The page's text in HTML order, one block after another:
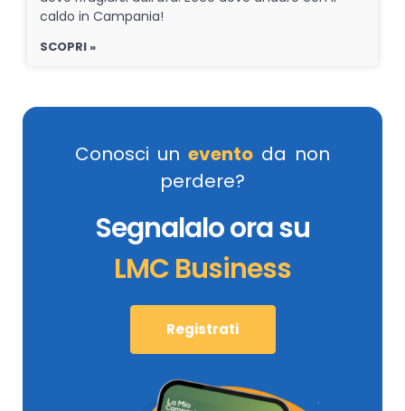
caldo in Campania!
SCOPRI »
Conosci un evento da non
perdere?
Segnalalo ora su
LMC Business
Registrati